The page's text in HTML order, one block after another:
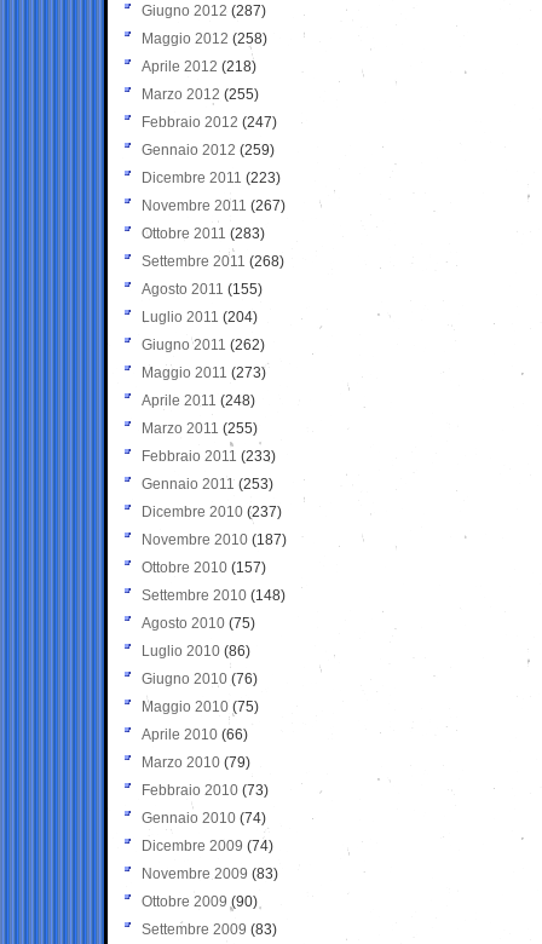
Giugno 2012 (287)
Maggio 2012 (258)
Aprile 2012 (218)
Marzo 2012 (255)
Febbraio 2012 (247)
Gennaio 2012 (259)
Dicembre 2011 (223)
Novembre 2011 (267)
Ottobre 2011 (283)
Settembre 2011 (268)
Agosto 2011 (155)
Luglio 2011 (204)
Giugno 2011 (262)
Maggio 2011 (273)
Aprile 2011 (248)
Marzo 2011 (255)
Febbraio 2011 (233)
Gennaio 2011 (253)
Dicembre 2010 (237)
Novembre 2010 (187)
Ottobre 2010 (157)
Settembre 2010 (148)
Agosto 2010 (75)
Luglio 2010 (86)
Giugno 2010 (76)
Maggio 2010 (75)
Aprile 2010 (66)
Marzo 2010 (79)
Febbraio 2010 (73)
Gennaio 2010 (74)
Dicembre 2009 (74)
Novembre 2009 (83)
Ottobre 2009 (90)
Settembre 2009 (83)